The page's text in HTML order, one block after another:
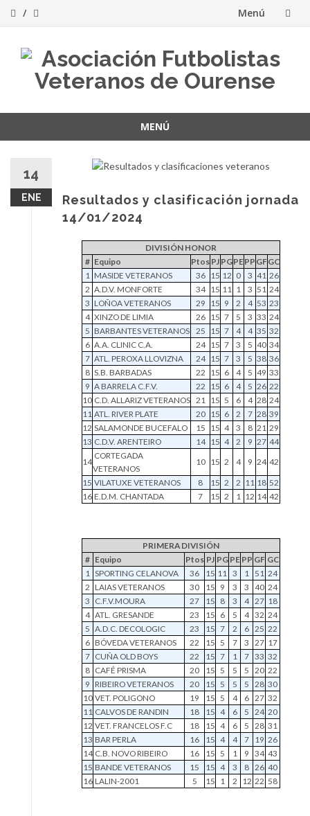
Menú
contenido
MENÚ
contenido
14
ENE
Resultados y clasificación jornada
14/01/2024
DIVISIÓN HONOR
# Equipo Ptos PJ PGPEPP GFGC
1 MASIDE VETERANOS 36 15 12 0 3 41 26
2 A.D.V. MONFORTE 34 15 11 1 3 51 24
3 LOÑOA VETERANOS 29 15 9 2 4 53 23
4 XINZO DE LIMIA 26 15 7 5 3 33 24
5 BARBANTES VETERANOS 25 15 7 4 4 35 32
6 A.A. CLINIC C.A. 24 15 7 3 5 40 34
7 ATL. PEROXA LLOVIZNA 24 15 7 3 5 38 36
8 S.B. BARBADAS 22 15 6 4 5 49 33
9 A BARRELA C.F.V. 22 15 6 4 5 26 22
10 C.D. ALLARIZ VETERANOS 21 15 5 6 4 28 24
11 ATL. RIVER PLATE 20 15 6 2 7 28 39
12 SALAMONDE BUCEFALO 15 15 4 3 8 21 29
13 C.D.V. ARENTEIRO 14 15 4 2 9 27 44
14
CORTEGADA
VETERANOS
10 15 2 4 9 24 42
15 VILATUXE VETERANOS 8 15 2 2 11 18 52
16 E.D.M. CHANTADA 7 15 2 1 12 14 42
PRIMERA DIVISIÓN
# Equipo Ptos PJ PG PE PP GF GC
1 SPORTING CELANOVA 36 15 11 3 1 51 24
2 LAIAS VETERANOS 30 15 9 3 3 40 24
3 C.F.V.MOURA 27 15 8 3 4 27 18
4 ATL. GRESANDE 23 15 6 5 4 32 24
5 A.D.C. DECOLOGIC 23 15 7 2 6 25 22
6 BÓVEDA VETERANOS 22 15 5 7 3 27 17
7 CUÑA OLD BOYS 22 15 7 1 7 33 32
8 CAFÉ PRISMA 20 15 5 5 5 20 22
9 RIBEIRO VETERANOS 20 15 5 5 5 28 30
10 VET. POLIGONO 19 15 5 4 6 27 32
11 CALVOS DE RANDIN 18 15 4 6 5 24 20
12 VET. FRANCELOS F.C 18 15 4 6 5 28 31
13 BAR PERLA 16 15 4 4 7 19 26
14 C.B. NOVO RIBEIRO 16 15 5 1 9 34 43
15 BANDE VETERANOS 15 15 4 3 8 26 40
16 LALIN-2001 5 15 1 2 12 22 58